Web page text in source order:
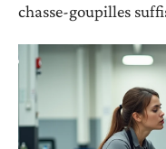
chasse-goupilles